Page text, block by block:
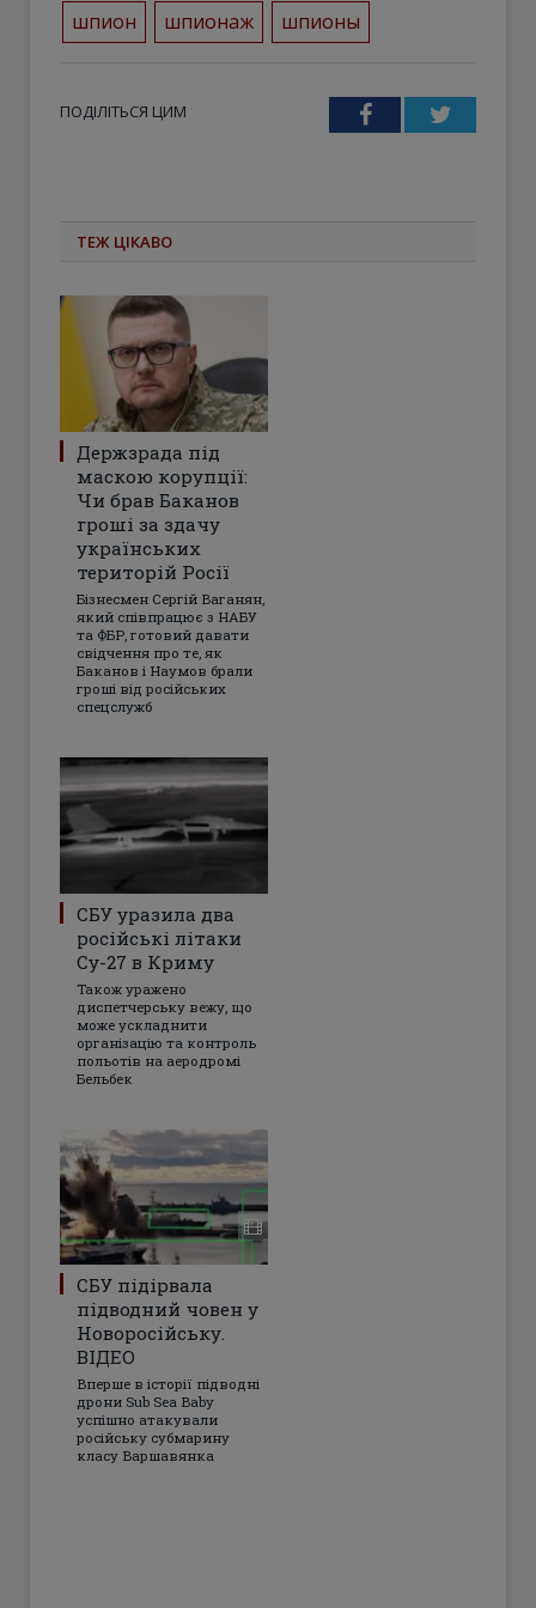
шпион
шпионаж шпионы
ПОДІЛІТЬСЯ ЦИМ FacebookTwitter
ТЕЖ ЦІКАВО
Держзрада під
маскою корупції:
Чи брав Баканов
гроші за здачу
українських
територій Росії
Бізнесмен Сергій Ваганян,
який співпрацює з НАБУ
та ФБР, готовий давати
свідчення про те, як
Баканов і Наумов брали
гроші від російських
спецслужб
СБУ уразила два
російські літаки
Су-27 в Криму
Також уражено
диспетчерську вежу, що
може ускладнити
організацію та контроль
польотів на аеродромі
Бельбек
СБУ підірвала
підводний човен у
Новоросійську.
ВІДЕО
Вперше в історії підводні
дрони Sub Sea Baby
успішно атакували
російську субмарину
класу Варшавянка